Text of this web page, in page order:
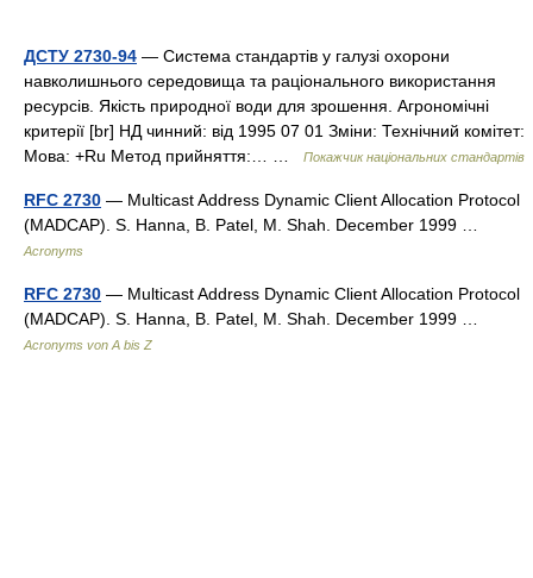
ДСТУ 2730-94 — Система стандартів у галузі охорони
навколишнього середовища та раціонального використання
ресурсів. Якість природної води для зрошення. Агрономічні
критерії [br] НД чинний: від 1995 07 01 Зміни: Технічний комітет:
Мова: +Ru Метод прийняття:… …
Покажчик національних стандартів
RFC 2730 — Multicast Address Dynamic Client Allocation Protocol
(MADCAP). S. Hanna, B. Patel, M. Shah. December 1999 …
Acronyms
RFC 2730 — Multicast Address Dynamic Client Allocation Protocol
(MADCAP). S. Hanna, B. Patel, M. Shah. December 1999 …
Acronyms von A bis Z